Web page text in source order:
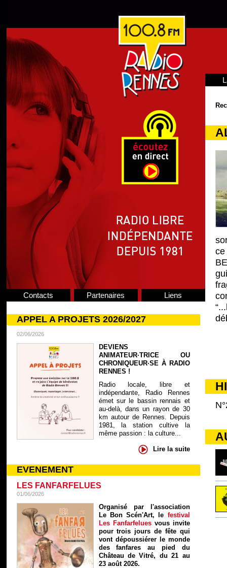
Contacts Partenaires Liens
APPEL A PROJETS 2026/2027
02/06/2026
DEVIENS
ANIMATEUR·TRICE OU
CHRONIQUEUR·SE À RADIO
RENNES !
Radio locale, libre et
indépendante, Radio Rennes
émet sur le bassin rennais et
au-delà, dans un rayon de 30
km autour de Rennes. Depuis
1981, la station cultive la
même passion : la culture...
Lire la suite
EVENEMENT
LES FANFARFELUES
01/06/2026
Organisé par l'association
Le Bon Scén'Art, le festival
Les Fanfarfelues vous invite
pour trois jours de fête qui
vont dépoussiérer le monde
des fanfares au pied du
Château de Vitré, du 21 au
23 août 2026.